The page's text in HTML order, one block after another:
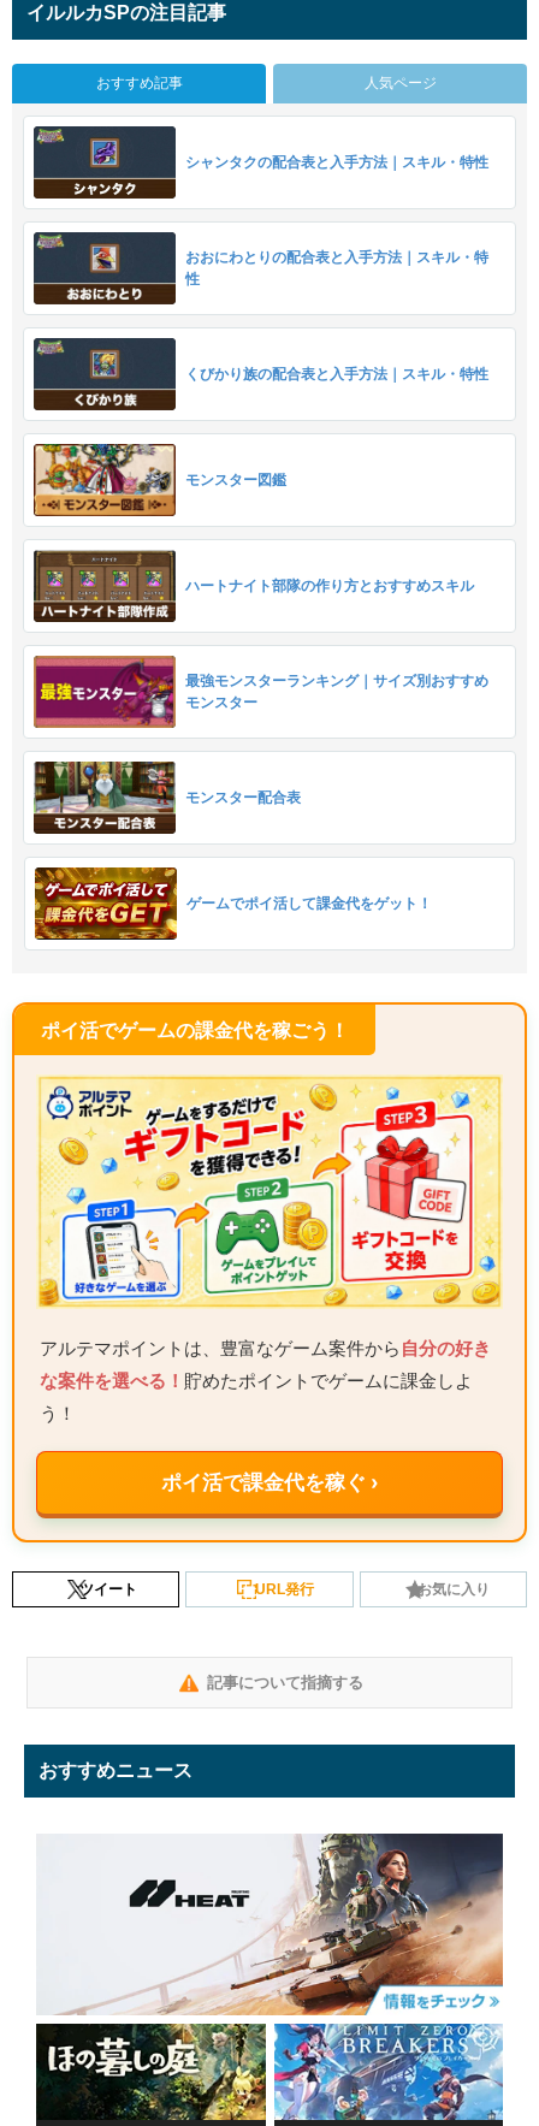
イルルカSPの注目記事
おすすめ記事 人気ページ
シャンタクの配合表と入手方法｜スキル・特性
おおにわとりの配合表と入手方法｜スキル・特
性
くびかり族の配合表と入手方法｜スキル・特性
モンスター図鑑
ハートナイト部隊の作り方とおすすめスキル
最強モンスターランキング｜サイズ別おすすめ
モンスター
モンスター配合表
ゲームでポイ活して課金代をゲット！
ポイ活でゲームの課金代を稼ごう！
アルテマポイントは、豊富なゲーム案件から 自分の好き
な案件を選べる！ 貯めたポイントでゲームに課金しよ
う！
ポイ活で課金代を稼ぐ ›
ツイート URL発行 お気に入り
記事について指摘する
おすすめニュース